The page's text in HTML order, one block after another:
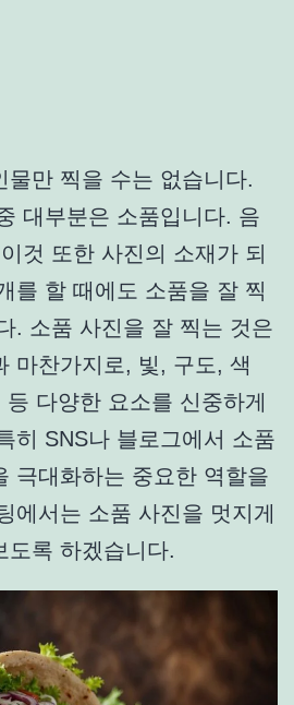
물만 찍을 수는 없습니다.
대부분은 소품입니다. 음
것 또한 사진의 소재가 되
를 할 때에도 소품을 잘 찍
. 소품 사진을 잘 찍는 것은
마찬가지로, 빛, 구도, 색
다양한 요소를 신중하게
히 SNS나 블로그에서 소품
극대화하는 중요한 역할을
에서는 소품 사진을 멋지게
도록 하겠습니다.